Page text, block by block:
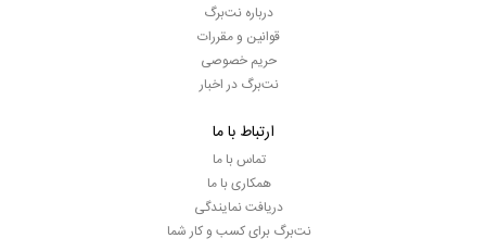
درباره نت‌برگ
قوانین و مقررات
حریم خصوصی
نت‌برگ در اخبار
ارتباط با ما
تماس با ما
همکاری با ما
دریافت نمایندگی
نت‌برگ برای کسب و کار شما